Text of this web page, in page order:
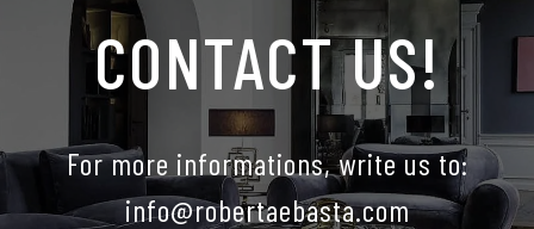
CONTACT US!
For more informations, write us to:
info@robertaebasta.com